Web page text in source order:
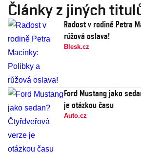
Články z jiných
Radost v rodině Petra
růžová oslava!
Blesk.cz
Ford Mustang jako
je otázkou času
Auto.cz